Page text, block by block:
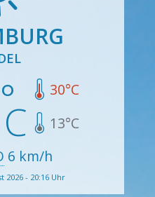
30°C
13°C
6 km/h
2026 - 20:16 Uhr